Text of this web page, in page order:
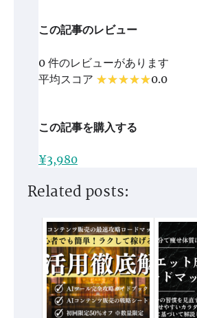
この記事のレビュー
0 件のレビューがあります
平均スコア
0.0
この記事を購入する
¥3,980
Related posts: